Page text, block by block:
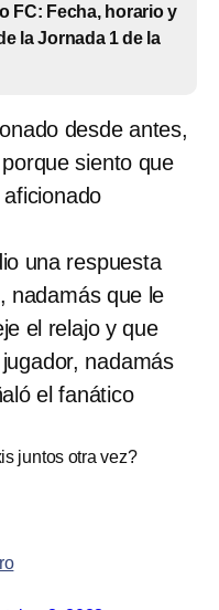
FC: Fecha, horario y
la Jornada 1 de la
desde antes,
siento que
una respuesta
nadamás que le
el relajo y que
nadamás
el fanático
juntos otra vez?